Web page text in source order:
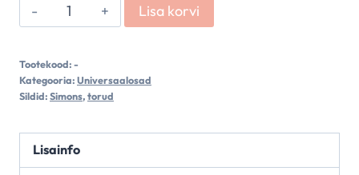
Sirged
torud
Lisa korvi
Tootekood:-
Kategooria:Universaalosad
Sildid:Simons,torud
Lisainfo